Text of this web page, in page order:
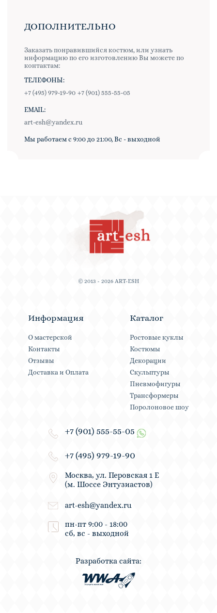
ДОПОЛНИТЕЛЬНО
Заказать понравившийся костюм, или узнать
информацию по его изготовлению Вы можете по
контактам:
ТЕЛЕФОНЫ:
+7 (495) 979-19-90 +7 (901) 555-55-05
EMAIL:
art-esh@yandex.ru
Мы работаем с 9:00 до 21:00, Вс - выходной
© 2013 - 2026 ART-ESH
Информация
О мастерской
Контакты
Отзывы
Доставка и Оплата
Каталог
Ростовые куклы
Костюмы
Декорации
Скульптуры
Пневмофигуры
Трансформеры
Поролоновое шоу
+7 (901) 555-55-05
+7 (495) 979-19-90
Москва, ул. Перовская 1 Е
(м. Шоссе Энтузиастов)
art-esh@yandex.ru
пн-пт 9:00 - 18:00
сб, вс - выходной
Разработка сайта: